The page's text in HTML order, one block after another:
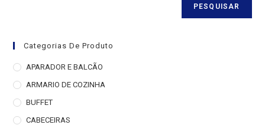
PESQUISAR
Categorias De Produto
APARADOR E BALCÃO
ARMARIO DE COZINHA
BUFFET
CABECEIRAS